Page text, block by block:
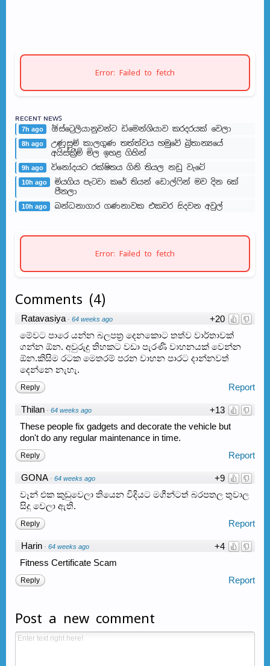
Error: Failed to fetch
ʀᴇᴄᴇɴᴛ ɴᴇᴡꜱ
7h ago ඕස්ට්‍රෙලියානුවන්ට ඩිමෙන්ශියාව කරදරයක් වෙලා
8h ago
උණුසුම් කාලගුණ තත්ත්වය හමුවේ බ්‍රිතාන්‍යයේ
අයිස්ක්‍රීම් මිල ඉහළ ගිහින්
9h ago විනෝදයට රක්ෂිතය ගිනි තියල නඩු වැටේ
10h ago
මියගිය පැටවා කරේ තියන් ඩොල්ෆින් මව දින 6ක්
පීනලා
10h ago බන්ධනාගාර ගණනාවක එකවර සිදවන අවුල්
Error: Failed to fetch
Comments (4)
+20
Ratavasiya · 64 weeks ago
මේවට පාරෙ යන්න බලපත්‍ර දෙනකොට තත්ව වාර්තාවක්
ගන්න ඕන. අවුරුදු තිහකට වඩා පැරණි වාහනයක් වෙන්න
ඕන.කිසිම රටක මෙතරම් පරන වාහන පාරට දාන්නවත්
දෙන්නෙ නැහැ.
Report
Reply
+13
Thilan · 64 weeks ago
These people fix gadgets and decorate the vehicle but
don't do any regular maintenance in time.
Report
Reply
+9
GONA · 64 weeks ago
වෑන් එක කුඩුවෙලා තියෙන විදියට මගීන්ටත් බරපතල තුවාල
සිදු වෙලා ඇති.
Report
Reply
+4
Harin · 64 weeks ago
Fitness Certificate Scam
Report
Reply
Post a new comment